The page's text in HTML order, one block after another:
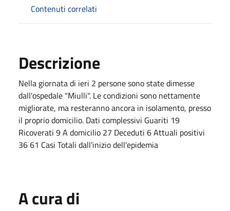
Contenuti correlati
Descrizione
Nella giornata di ieri 2 persone sono state dimesse
dall'ospedale "Miulli". Le condizioni sono nettamente
migliorate, ma resteranno ancora in isolamento, presso
il proprio domicilio. Dati complessivi Guariti 19
Ricoverati 9 A domicilio 27 Deceduti 6 Attuali positivi
36 61 Casi Totali dall'inizio dell'epidemia
A cura di